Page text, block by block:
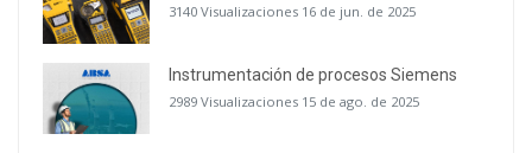
3140 Visualizaciones 16 de jun. de 2025
Instrumentación de procesos Siemens
2989 Visualizaciones 15 de ago. de 2025